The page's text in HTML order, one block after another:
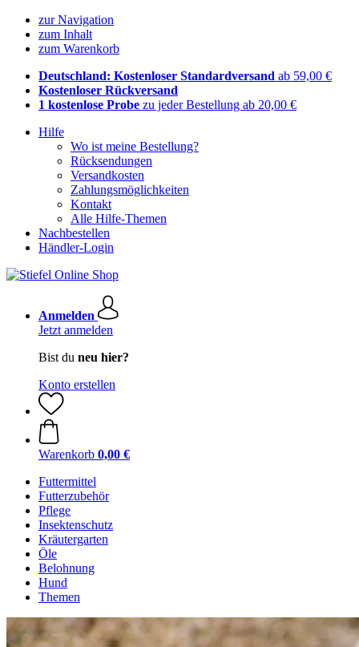
zur Navigation
zum Inhalt
zum Warenkorb
Deutschland: Kostenloser Standardversand ab 59,00 €
Kostenloser Rückversand
1 kostenlose Probe zu jeder Bestellung ab 20,00 €
Hilfe
Wo ist meine Bestellung?
Rücksendungen
Versandkosten
Zahlungsmöglichkeiten
Kontakt
Alle Hilfe-Themen
Nachbestellen
Händler-Login
Anmelden
Jetzt anmelden
Bist du neu hier?
Konto erstellen
Warenkorb 0,00 €
Futtermittel
Futterzubehör
Pflege
Insektenschutz
Kräutergarten
Öle
Belohnung
Hund
Themen